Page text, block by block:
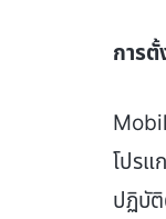
การตั้
โปรแ
ปฏิบัติ